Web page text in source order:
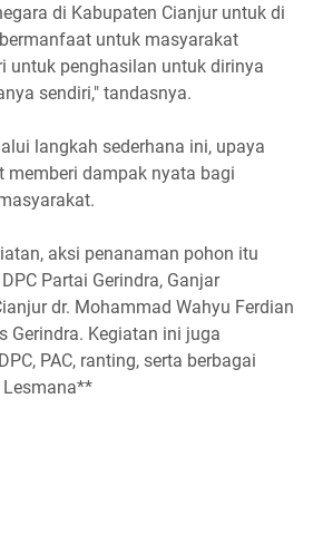
di Kabupaten Cianjur untuk di
untuk masyarakat
untuk penghasilan untuk dirinya
sendiri," tandasnya.
langkah sederhana ini, upaya
memberi dampak nyata bagi
aksi penanaman pohon itu
Partai Gerindra, Ganjar
dr. Mohammad Wahyu Ferdian
Gerindra. Kegiatan ini juga
PAC, ranting, serta berbagai